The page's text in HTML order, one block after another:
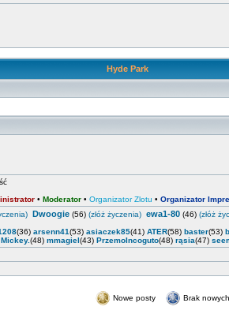
Hyde Park
• Moderator • Organizator Zlotu • Organizator
Dwoogie (56) (złóż życzenia) ewa1-80 (46) (złóż
(36) arsenn41(53) asiaczek85(41) ATER(58) baster(53)
Mickey.(48) mmagiel(43) PrzemoIncoguto(48) rąsia(47)
Nowe posty Brak